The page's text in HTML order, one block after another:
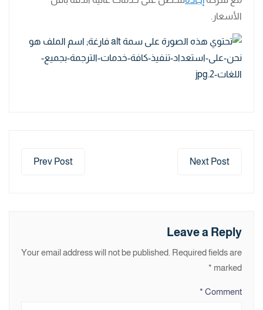
الأسعار.
Prev Post Next Post
Leave a Reply
Your email address will not be published. Required fields are
marked
*
Comment
*